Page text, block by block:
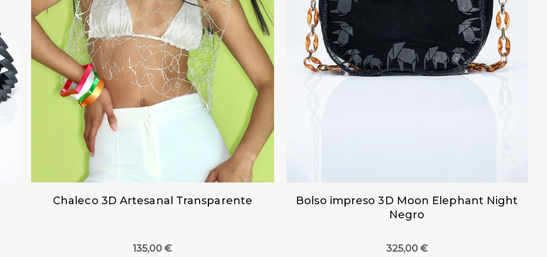
Chaleco 3D Artesanal Transparente
135,00€
Bolso impreso 3D Moon Elephant Night
Negro
325,00 €